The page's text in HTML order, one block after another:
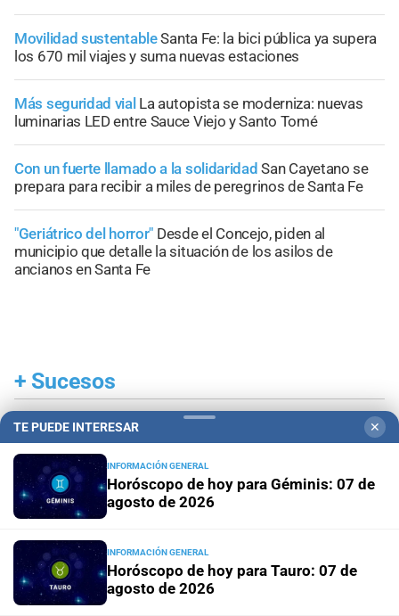
Movilidad sustentableSanta Fe: la bici pública ya supera
los 670 mil viajes y suma nuevas estaciones
Más seguridad vial La autopista se moderniza: nuevas
luminarias LED entre Sauce Viejo y Santo Tomé
Con un fuerte llamado a la solidaridad San Cayetano se
prepara para recibir a miles de peregrinos de Santa Fe
"Geriátrico del horror" Desde el Concejo, piden al
municipio que detalle la situación de los asilos de
ancianos en Santa Fe
+ Sucesos
TE PUEDE INTERESAR ✕
INFORMACIÓN GENERAL
Horóscopo de hoy para Géminis: 07 de
agosto de 2026
INFORMACIÓN GENERAL
Horóscopo de hoy para Tauro: 07 de
agosto de 2026